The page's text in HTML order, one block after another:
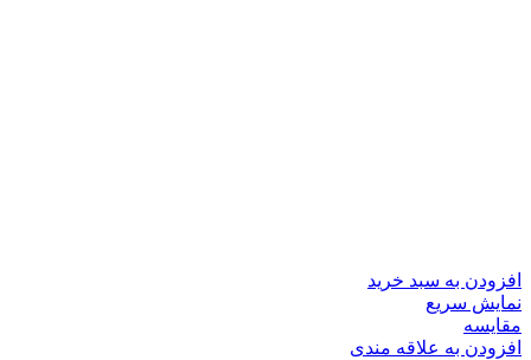
افزودن به سبد خرید
نمایش سریع
مقايسه
افزودن به علاقه مندی